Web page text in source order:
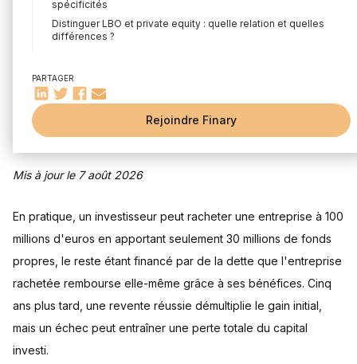
spécificités
Distinguer LBO et private equity : quelle relation et quelles
différences ?
equity ?
L'effet de levier financier en LBO : comment ça marche ?
Les acteurs impliqués dans un LBO : fonds de private
equity, banques, conseils et dirigeants
Opportunités, risques et conseils pratiques pour 2026
investisseurs
Les risques du LBO : surendettement, performance de la
cible et liquidité limitée
Comment investir en LBO en tant que particulier : options,
tickets d'entrée et frais
et repreneurs
Le marché du LBO private equity en 2026 : tendances, défis
et perspectives
PARTAGER
Rejoindre Finary
Mis à jour le 7 août 2026
En pratique, un investisseur peut racheter une entreprise à 100
millions d'euros en apportant seulement 30 millions de fonds
propres, le reste étant financé par de la dette que l'entreprise
rachetée rembourse elle-même grâce à ses bénéfices. Cinq
ans plus tard, une revente réussie démultiplie le gain initial,
mais un échec peut entraîner une perte totale du capital
investi.